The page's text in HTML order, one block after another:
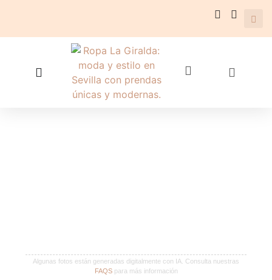
Algunas fotos están generadas digitalmente con IA. Consulta nuestras
FAQSpara más información